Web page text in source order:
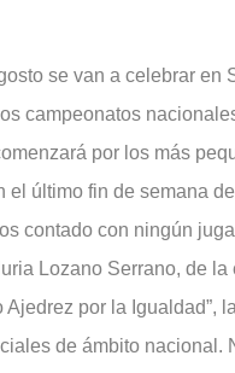
se van a celebrar en
campeonatos
por los más
el último fin de semana
contado con ningún
Lozano Serrano, de la
por la Igualdad”,
de ámbito nacional.